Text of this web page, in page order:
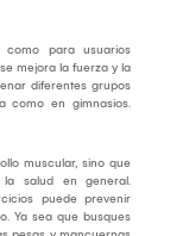
para usuarios
mejora la fuerza y la
diferentes grupos
como en gimnasios.
muscular, sino que
salud en general.
puede prevenir
Ya sea que busques